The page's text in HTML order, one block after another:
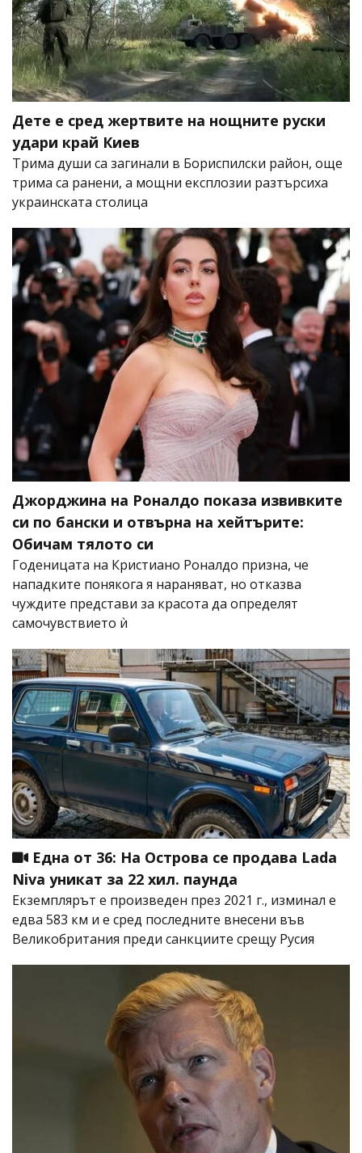
Дете е сред жертвите на нощните руски
удари край Киев
Трима души са загинали в Бориспилски район, още
трима са ранени, а мощни експлозии разтърсиха
украинската столица
Джорджина на Роналдо показа извивките
си по бански и отвърна на хейтърите:
Обичам тялото си
Годеницата на Кристиано Роналдо призна, че
нападките понякога я нараняват, но отказва
чуждите представи за красота да определят
самочувствието ѝ
Една от 36: На Острова се продава Lada
Niva уникат за 22 хил. паунда
Екземплярът е произведен през 2021 г., изминал е
едва 583 км и е сред последните внесени във
Великобритания преди санкциите срещу Русия